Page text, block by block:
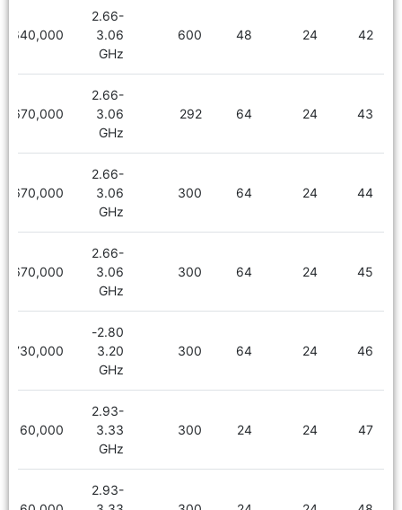
42
24
48
600
2.66-
3.06
GHz
2,640,000
43
24
64
292
2.66-
3.06
GHz
2,670,000
44
24
64
300
2.66-
3.06
GHz
2,670,000
45
24
64
300
2.66-
3.06
GHz
2,670,000
46
24
64
300
2.80-
3.20
GHz
2,730,000
47
24
24
300
2.93-
3.33
GHz
2,160,000
2.93-